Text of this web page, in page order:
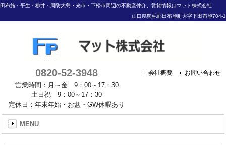
田布施・平生・柳井・周防大島・光市・下松市周辺の不動産仲介、賃貸情報はマット株式会社
山口県熊毛郡田布施町大字下田布施704-1
0820-52-3948
営業時間：月～金 9：00～17：30
土日祝 9：00～17：30
定休日：年末年始・お盆・GW休暇あり
会社概要 お問い合わせ
MENU